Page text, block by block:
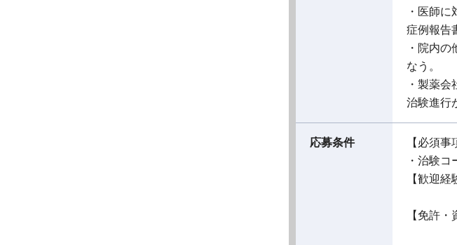
・医師
症例報告
・院内
なう。
・製薬
治験進行
応募条件
【必須事
・治験
【歓迎経
【免許・